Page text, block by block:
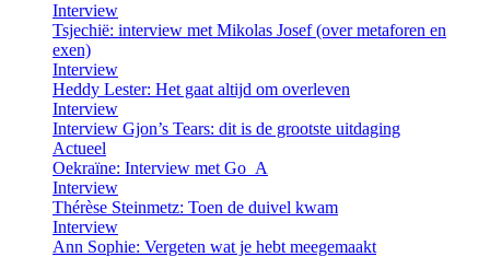
Interview
Tsjechië: interview met Mikolas Josef (over metaforen en
exen)
Interview
Heddy Lester: Het gaat altijd om overleven
Interview
Interview Gjon’s Tears: dit is de grootste uitdaging
Actueel
Oekraïne: Interview met Go_A
Interview
Thérèse Steinmetz: Toen de duivel kwam
Interview
Ann Sophie: Vergeten wat je hebt meegemaakt